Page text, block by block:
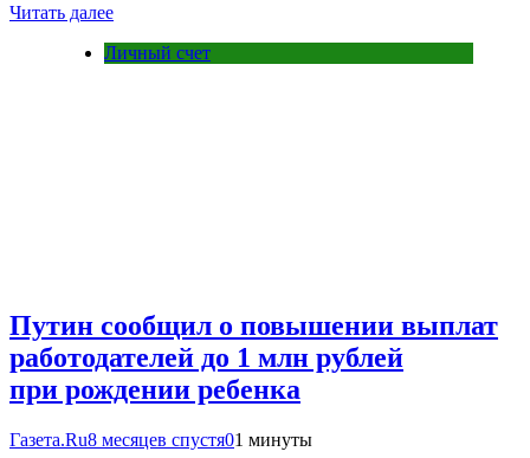
Читать далее
Личный счет
Путин сообщил о повышении выплат
работодателей до 1 млн рублей
при рождении ребенка
Газета.Ru8 месяцев спустя01 минуты